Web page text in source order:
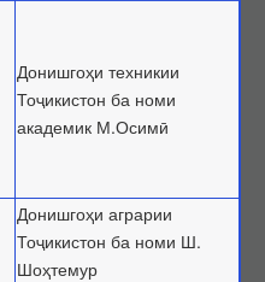
тақризшаванда
Донишгоҳи техникии
Тоҷикистон ба номи
академик М.Осимӣ
Донишгоҳи аграрии
Тоҷикистон ба номи Ш.
Шоҳтемур